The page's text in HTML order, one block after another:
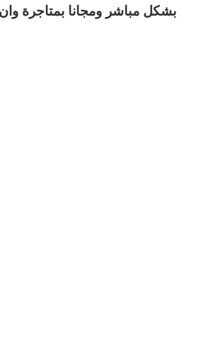
بشكل مباشر ومجانا بمتاجرة وان